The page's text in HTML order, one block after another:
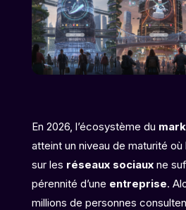
En 2026, l’écosystème du
atteint un niveau de maturité
sur les réseaux sociauxne
pérennité d’une entreprise.
millions de personnes